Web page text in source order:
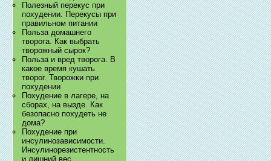
Полезный перекус при
похудении. Перекусы при
правильном питании
Польза домашнего
творога. Как выбрать
творожный сырок?
Польза и вред творога. В
какое время кушать
творог. Творожки при
похудении
Похудение в лагере, на
сборах, на вызде. Как
безопасно похудеть не
дома?
Похудение при
инсулинозависимости.
Инсулинорезистентность
и лишний вес